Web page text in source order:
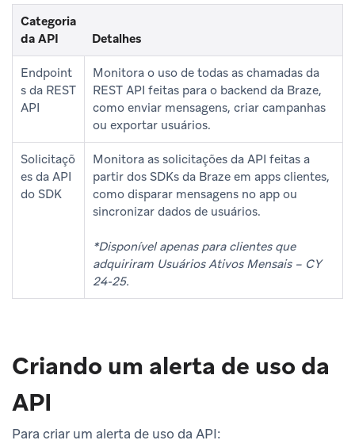
Categoria
da API
Detalhes
Endpoint
s da REST
API
Monitora o uso de todas as chamadas da
REST API feitas para o backend da Braze,
como enviar mensagens, criar campanhas
ou exportar usuários.
Solicitaçõ
es da API
do SDK
Monitora as solicitações da API feitas a
partir dos SDKs da Braze em apps clientes,
como disparar mensagens no app ou
sincronizar dados de usuários.
*Disponível apenas para clientes que
adquiriram Usuários Ativos Mensais – CY
24-25.
Criando um alerta de uso da
API
Para criar um alerta de uso da API: